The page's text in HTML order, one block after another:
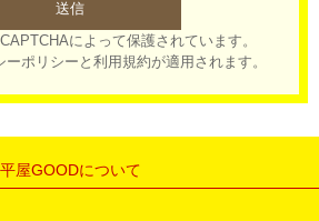
によって保護されています。
ーポリシー と 利用規約が適用されます。
平屋GOODについて